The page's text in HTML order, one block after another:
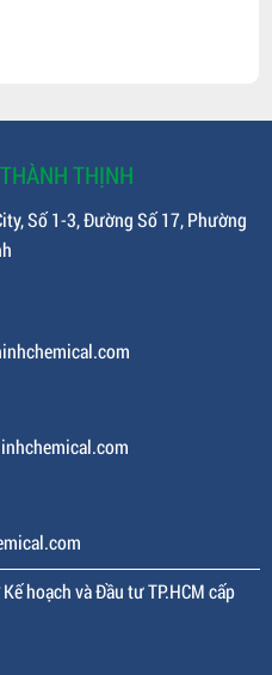
THỊNH
Số 1-3, Đường Số 17, Phường
hoạch và Đầu tư TP.HCM cấp